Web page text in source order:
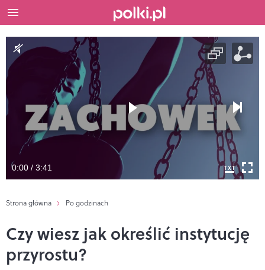
0:00 / 3:41
Strona główna Po godzinach
Czy wiesz jak określić instytucję
przyrostu?